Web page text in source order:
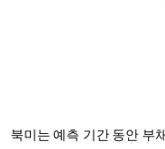
북미는 예측 기간 동안 부